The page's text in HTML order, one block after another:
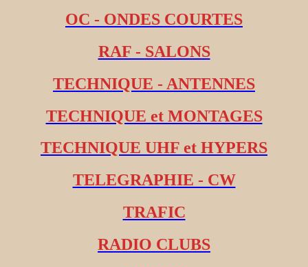
OC - ONDES COURTES
RAF - SALONS
TECHNIQUE - ANTENNES
TECHNIQUE et MONTAGES
TECHNIQUE UHF et HYPERS
TELEGRAPHIE - CW
TRAFIC
RADIO CLUBS